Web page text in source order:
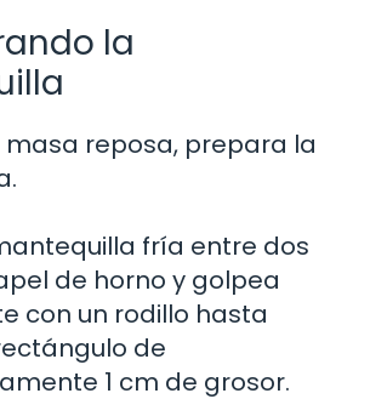
la
masa reposa, prepara la
fría entre dos
de horno y golpea
con un rodillo hasta
de
1 cm de grosor.